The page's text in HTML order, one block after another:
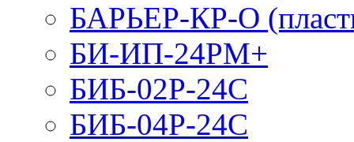
БАРЬЕР-КР-О
БИ-ИП-24РМ+
БИБ-02Р-24С
БИБ-04Р-24С